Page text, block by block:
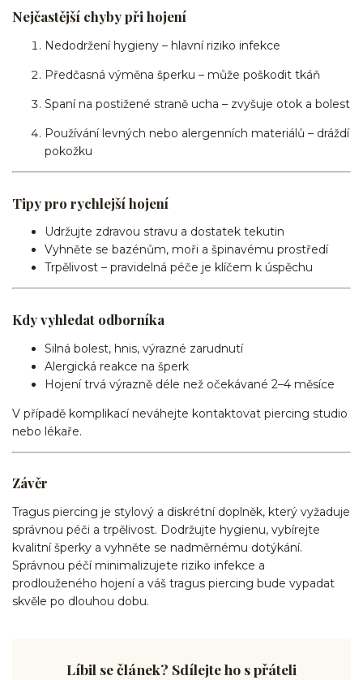
Nejčastější chyby při hojení
Nedodržení hygieny – hlavní riziko infekce
Předčasná výměna šperku – může poškodit tkáň
Spaní na postižené straně ucha – zvyšuje otok a bolest
Používání levných nebo alergenních materiálů – dráždí
pokožku
Tipy pro rychlejší hojení
Udržujte zdravou stravu a dostatek tekutin
Vyhněte se bazénům, moři a špinavému prostředí
Trpělivost – pravidelná péče je klíčem k úspěchu
Kdy vyhledat odborníka
Silná bolest, hnis, výrazné zarudnutí
Alergická reakce na šperk
Hojení trvá výrazně déle než očekávané 2–4 měsíce
V případě komplikací neváhejte kontaktovat piercing studio
nebo lékaře.
Závěr
Tragus piercing je stylový a diskrétní doplněk, který vyžaduje
správnou péči a trpělivost. Dodržujte hygienu, vybírejte
kvalitní šperky a vyhněte se nadměrnému dotýkání.
Správnou péčí minimalizujete riziko infekce a
prodlouženého hojení a váš tragus piercing bude vypadat
skvěle po dlouhou dobu.
Líbil se článek? Sdílejte ho s přáteli